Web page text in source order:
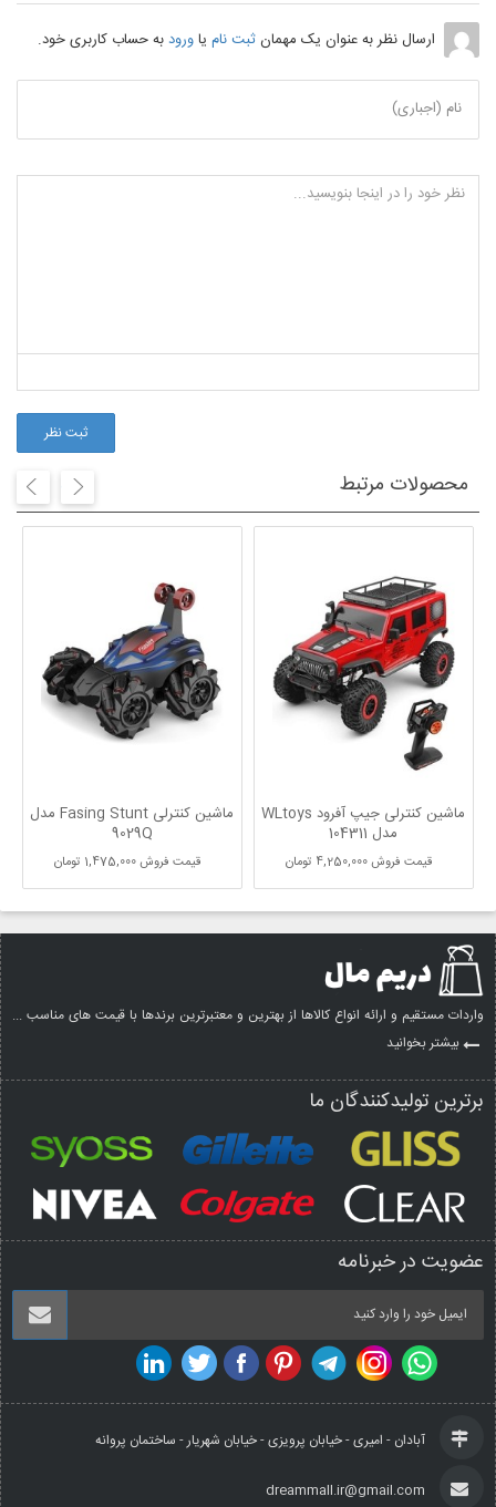
ارسال نظر به عنوان یک مهمانثبت نام یاورودبه حساب کاربری خود.
نام (اجباری)
ثبت نظر
محصولات مرتبط
ماشین کنترلی Fasing Stunt مدل
9029Q
قیمت فروش1,475,000 تومان
ماشین کنترلی جیپ آفرود WLtoys
مدل 104311
قیمت فروش4,250,000 تومان
واردات مستقیم و ارائه انواع کالاها از بهترین و معتبرترین برندها با قیمت های مناسب ...
بیشتر بخوانید
برترین تولیدکنندگان ما
عضویت در خبرنامه
آبادان - امیری - خیابان پرویزی - خیابان شهریار - ساختمان پروانه
dreammall.ir@gmail.com